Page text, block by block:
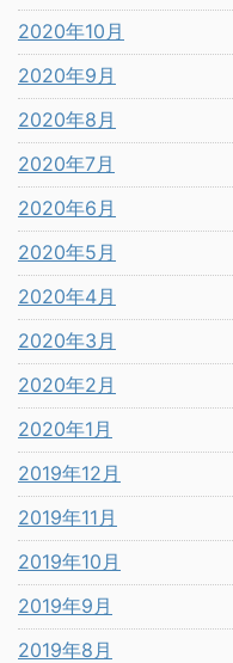
2020年10月
2020年9月
2020年8月
2020年7月
2020年6月
2020年5月
2020年4月
2020年3月
2020年2月
2020年1月
2019年12月
2019年11月
2019年10月
2019年9月
2019年8月